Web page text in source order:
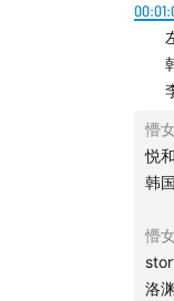
双
东
@RayHan
- Logo -
左
韩
李
懵
悦
韩
懵
洛